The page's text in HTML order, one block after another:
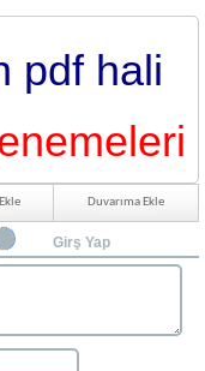
pdf hali
Duvarıma Ekle
Girş Yap